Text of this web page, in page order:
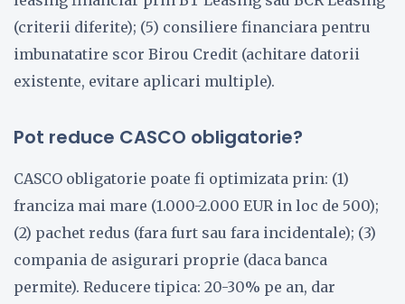
(criterii diferite); (5) consiliere financiara pentru
imbunatatire scor Birou Credit (achitare datorii
existente, evitare aplicari multiple).
Pot reduce CASCO obligatorie?
CASCO obligatorie poate fi optimizata prin: (1)
franciza mai mare (1.000-2.000 EUR in loc de 500);
(2) pachet redus (fara furt sau fara incidentale); (3)
compania de asigurari proprie (daca banca
permite). Reducere tipica: 20-30% pe an, dar